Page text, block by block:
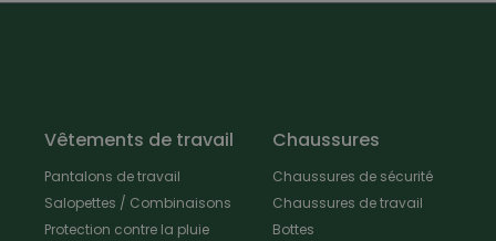
Vêtements de travail
Pantalons de travail
Salopettes / Combinaisons
Protection contre la pluie
Chaussures
Chaussures de sécurité
Chaussures de travail
Bottes